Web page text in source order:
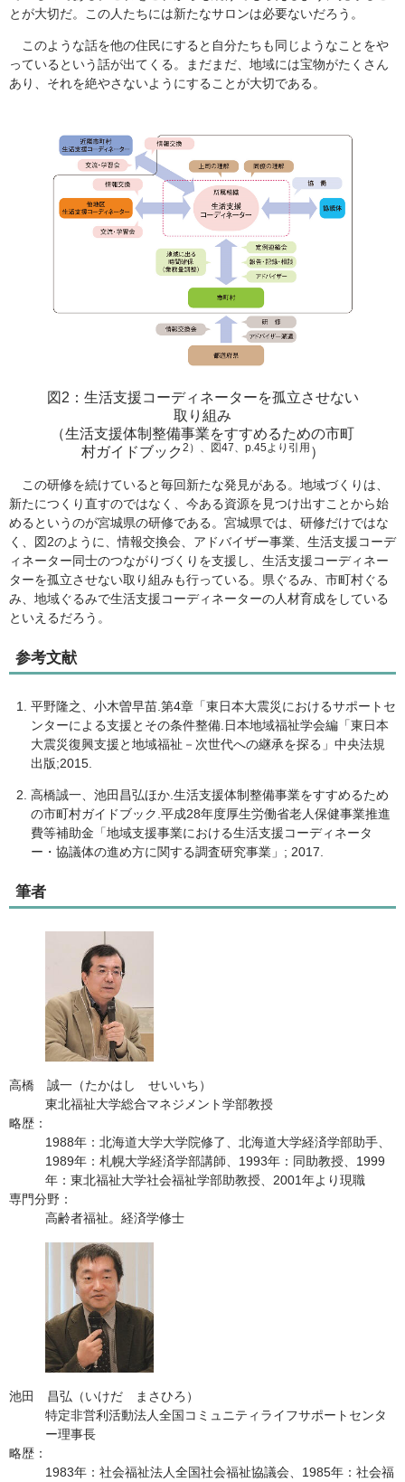
とが大切だ。この人たちには新たなサロンは必要ないだろう。
このような話を他の住民にすると自分たちも同じようなことをや
っているという話が出てくる。まだまだ、地域には宝物がたくさん
あり、それを絶やさないようにすることが大切である。
図2：生活支援コーディネーターを孤立させない
取り組み
（生活支援体制整備事業をすすめるための市町
村ガイドブック 2）、図47、p.45より引用 ）
この研修を続けていると毎回新たな発見がある。地域づくりは、
新たにつくり直すのではなく、今ある資源を見つけ出すことから始
めるというのが宮城県の研修である。宮城県では、研修だけではな
く、図2のように、情報交換会、アドバイザー事業、生活支援コーデ
ィネーター同士のつながりづくりを支援し、生活支援コーディネー
ターを孤立させない取り組みも行っている。県ぐるみ、市町村ぐる
み、地域ぐるみで生活支援コーディネーターの人材育成をしている
といえるだろう。
参考文献
平野隆之、小木曽早苗.第4章「東日本大震災におけるサポートセ
ンターによる支援とその条件整備.日本地域福祉学会編「東日本
大震災復興支援と地域福祉－次世代への継承を探る」中央法規
出版;2015.
高橋誠一、池田昌弘ほか.生活支援体制整備事業をすすめるため
の市町村ガイドブック.平成28年度厚生労働省老人保健事業推進
費等補助金「地域支援事業における生活支援コーディネータ
ー・協議体の進め方に関する調査研究事業」; 2017.
筆者
高橋 誠一（たかはし せいいち）
東北福祉大学総合マネジメント学部教授
略歴：
1988年：北海道大学大学院修了、北海道大学経済学部助手、
1989年：札幌大学経済学部講師、1993年：同助教授、1999
年：東北福祉大学社会福祉学部助教授、2001年より現職
専門分野：
高齢者福祉。経済学修士
池田 昌弘（いけだ まさひろ）
特定非営利活動法人全国コミュニティライフサポートセンタ
ー理事長
略歴：
1983年：社会福祉法人全国社会福祉協議会、1985年：社会福